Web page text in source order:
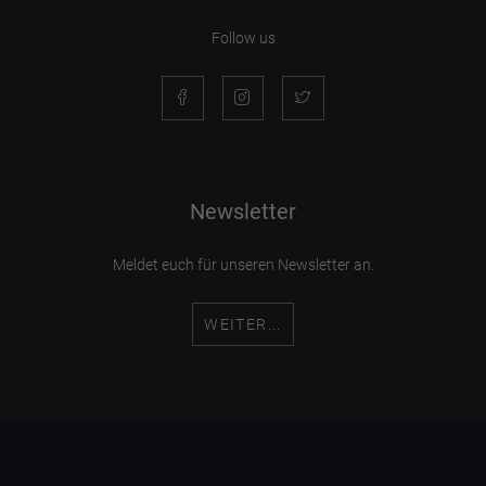
Follow us
Newsletter
Meldet euch für unseren Newsletter an.
WEITER...